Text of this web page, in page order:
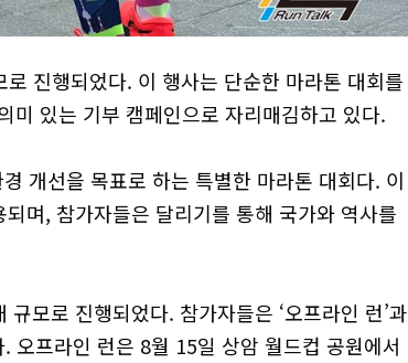
진행되었다. 이 행사는 단순한 마라톤 대회를
미 있는 기부 캠페인으로 자리매김하고 있다.
개선을 목표로 하는 특별한 마라톤 대회다. 이
며, 참가자들은 달리기를 통해 국가와 역사를
모로 진행되었다. 참가자들은 ‘오프라인 런’과
오프라인 런은 8월 15일 상암 월드컵 공원에서